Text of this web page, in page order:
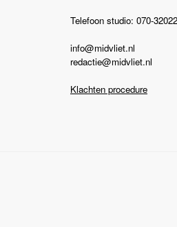
Telefoon studio: 070-
info@midvliet.nl
redactie@midvliet.nl
Klachten procedure